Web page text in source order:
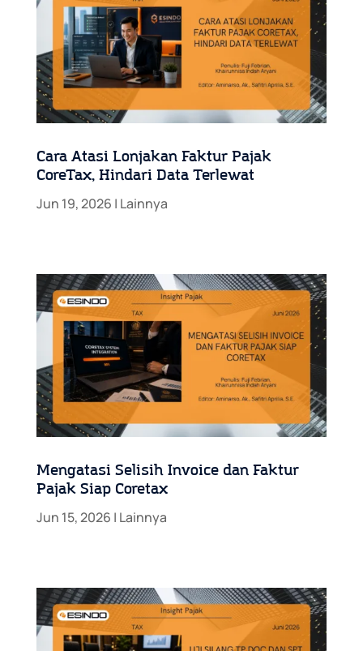
Cara Atasi Lonjakan Faktur Pajak
CoreTax, Hindari Data Terlewat
Jun 19, 2026 | Lainnya
Mengatasi Selisih Invoice dan Faktur
Pajak Siap Coretax
Jun 15, 2026 | Lainnya